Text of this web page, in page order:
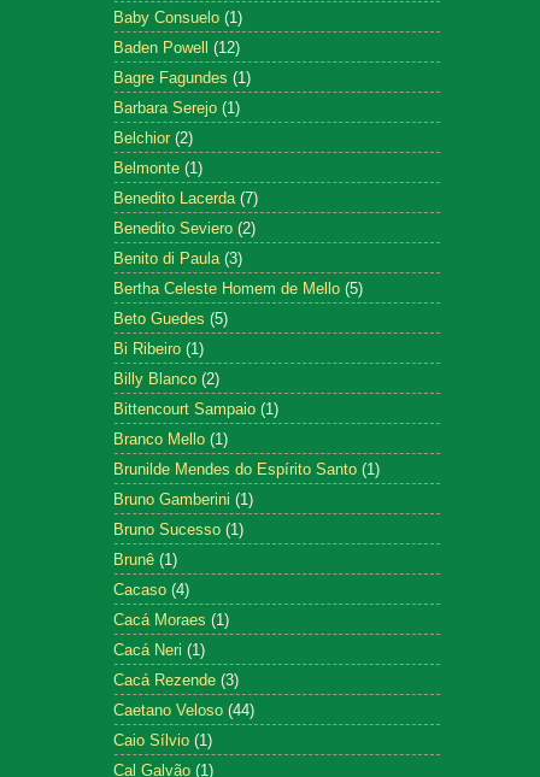
Baby Consuelo (1)
Baden Powell (12)
Bagre Fagundes (1)
Barbara Serejo (1)
Belchior (2)
Belmonte (1)
Benedito Lacerda (7)
Benedito Seviero (2)
Benito di Paula (3)
Bertha Celeste Homem de Mello (5)
Beto Guedes (5)
Bi Ribeiro (1)
Billy Blanco (2)
Bittencourt Sampaio (1)
Branco Mello (1)
Brunilde Mendes do Espírito Santo (1)
Bruno Gamberini (1)
Bruno Sucesso (1)
Brunê (1)
Cacaso (4)
Cacá Moraes (1)
Cacá Neri (1)
Cacá Rezende (3)
Caetano Veloso (44)
Caio Sílvio (1)
Cal Galvão (1)